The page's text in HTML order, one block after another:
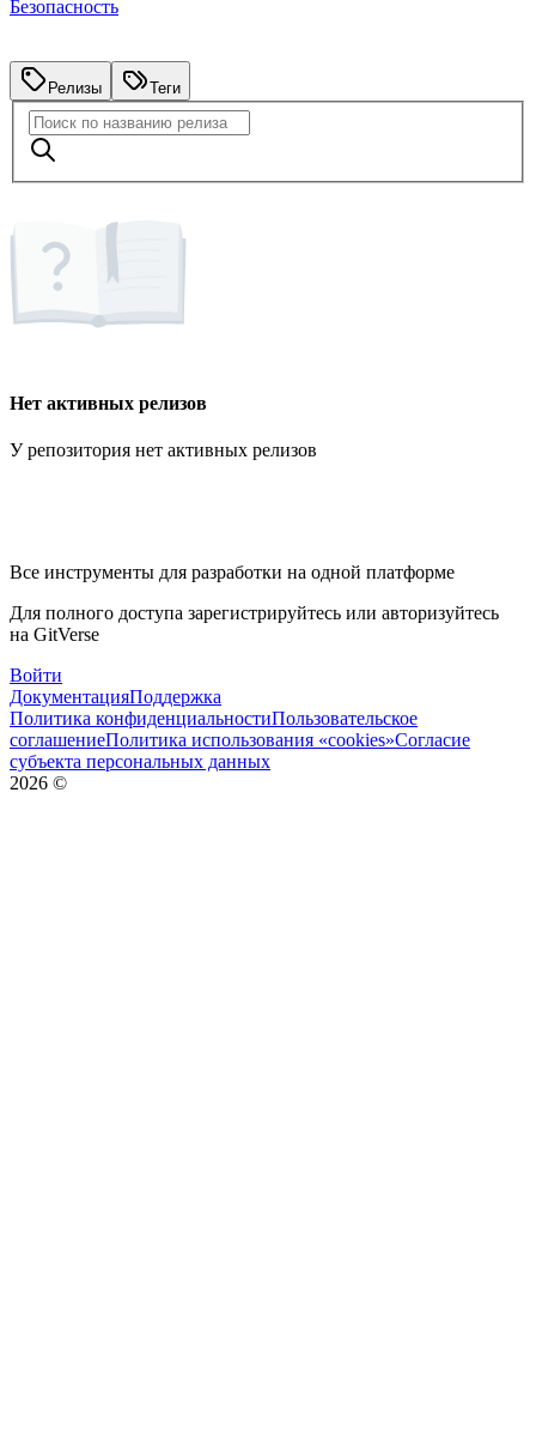
Безопасность
Релизы Теги
Нет активных релизов
У репозитория нет активных релизов
Все инструменты для разработки на одной платформе
Для полного доступа зарегистрируйтесь или авторизуйтесь
на GitVerse
Войти
ДокументацияПоддержка
Политика конфиденциальностиПользовательское
соглашениеПолитика использования «cookies»Согласие
субъекта персональных данных
2026 ©